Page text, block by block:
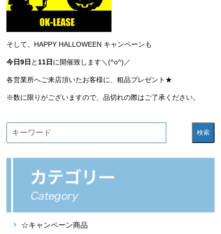
そして、 HAPPY HALLOWEEN キャンペーンも
今日9日 と 11日 に開催致します＼(^o^)／
各営業所へご来店頂いたお客様に、粗品プレゼント★
※数に限りがございますので、品切れの際はご了承ください。
検索
☆キャンペーン商品